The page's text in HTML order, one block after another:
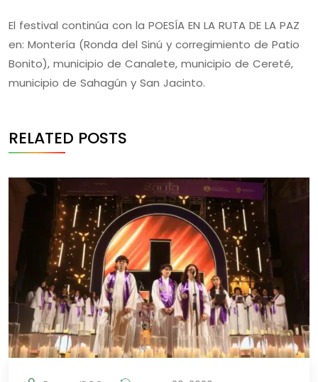
El festival continúa con la POESÍA EN LA RUTA DE LA PAZ
en: Montería (Ronda del Sinú y corregimiento de Patio
Bonito), municipio de Canalete, municipio de Cereté,
municipio de Sahagún y San Jacinto.
RELATED POSTS